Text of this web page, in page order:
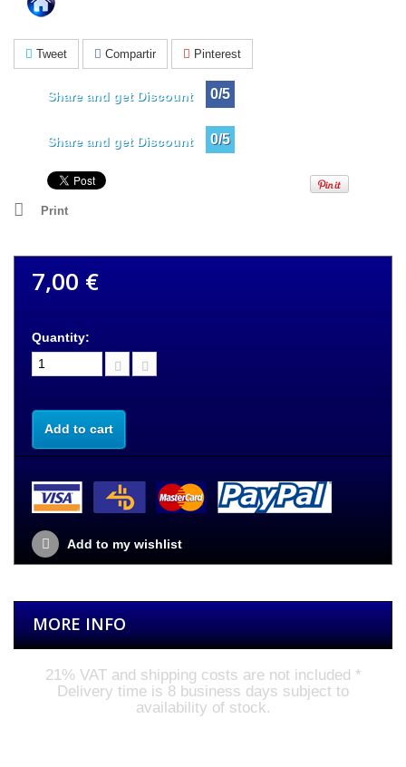
Tweet Compartir Pinterest
Share and get Discount 0/5
Share and get Discount 0/5
Print
7,00 €
Quantity:
Add to cart
Add to my wishlist
MORE INFO
21% VAT and shipping costs are not included *
Delivery time is 8 business days subject to
availability of stock.